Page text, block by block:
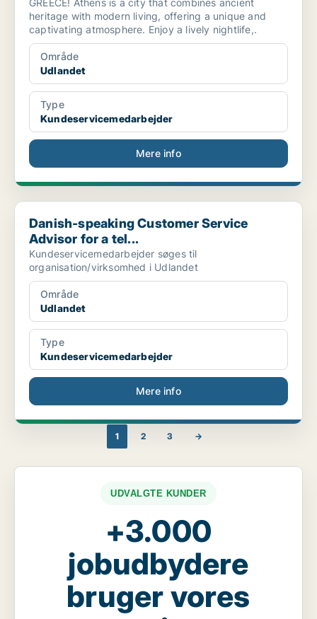
GREECE! Athens is a city that combines ancient
heritage with modern living, offering a unique and
captivating atmosphere. Enjoy a lively nightlife,.
Område
Udlandet
Type
Kundeservicemedarbejder
Mere info
Danish-speaking Customer Service Advisor for a tel...
Danish-speaking Customer Service
Advisor for a tel...
Kundeservicemedarbejder søges til
organisation/virksomhed i Udlandet
Område
Udlandet
Type
Kundeservicemedarbejder
Mere info
1 2 3 →
UDVALGTE KUNDER
+3.000
jobudbydere
bruger vores